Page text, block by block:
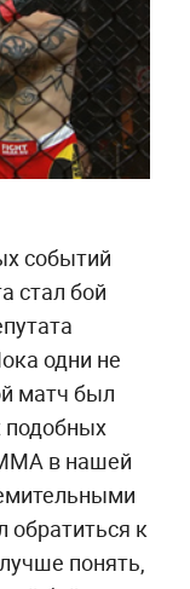
событий
стал бой
одни не
матч был
в нашей
к
понять,